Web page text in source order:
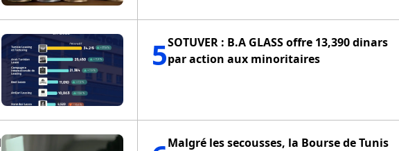
5SOTUVER : B.A GLASS offre 13,390 dinars
par action aux minoritaires
Malgré les secousses, la Bourse de Tunis